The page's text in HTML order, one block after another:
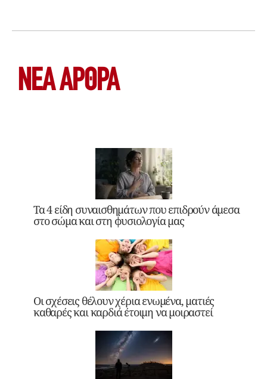
ΝΕΑ ΆΡΘΡΑ
Τα 4 είδη συναισθημάτων που επιδρούν άμεσα
στο σώμα και στη φυσιολογία μας
Οι σχέσεις θέλουν χέρια ενωμένα, ματιές
καθαρές και καρδιά έτοιμη να μοιραστεί